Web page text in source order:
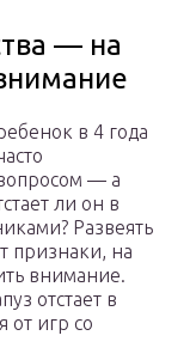
— на
в 4 года
— а
ли он в
Развеять
признаки, на
внимание.
отстает в
от игр со